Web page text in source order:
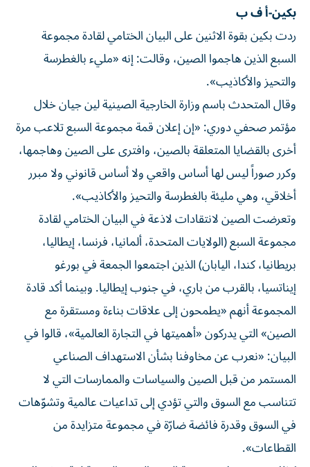
بكين-أ ف ب
ردت بكين بقوة الاثنين على البيان الختامي لقادة مجموعة
السبع الذين هاجموا الصين، وقالت: إنه «مليء بالغطرسة
والتحيز والأكاذيب».
وقال المتحدث باسم وزارة الخارجية الصينية لين جيان خلال
مؤتمر صحفي دوري: «إن إعلان قمة مجموعة السبع تلاعب مرة
أخرى بالقضايا المتعلقة بالصين، وافترى على الصين وهاجمها،
وكرر صوراً ليس لها أساس واقعي ولا أساس قانوني ولا مبرر
أخلاقي، وهي مليئة بالغطرسة والتحيز والأكاذيب».
وتعرضت الصين لانتقادات لاذعة في البيان الختامي لقادة
مجموعة السبع (الولايات المتحدة، ألمانيا، فرنسا، إيطاليا،
بريطانيا، كندا، اليابان) الذين اجتمعوا الجمعة في بورغو
إيناتسيا، بالقرب من باري، في جنوب إيطاليا. وبينما أكد قادة
المجموعة أنهم «يطمحون إلى علاقات بناءة ومستقرة مع
الصين» التي يدركون «أهميتها في التجارة العالمية»، قالوا في
البيان: «نعرب عن مخاوفنا بشأن الاستهداف الصناعي
المستمر من قبل الصين والسياسات والممارسات التي لا
تتناسب مع السوق والتي تؤدي إلى تداعيات عالمية وتشوّهات
في السوق وقدرة فائضة ضارّة في مجموعة متزايدة من
القطاعات».